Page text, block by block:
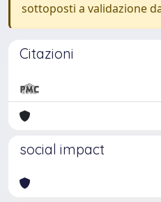
sottoposti a validazione
Citazioni
social impact